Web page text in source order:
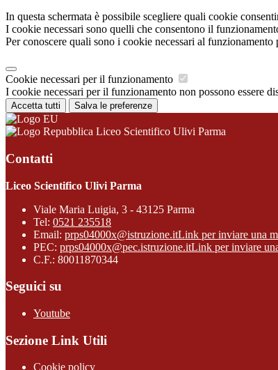
In questa schermata è possibile scegliere quali cookie
I cookie necessari sono quelli che consentono il
Per conoscere quali sono i cookie necessari al funzionamento
Cookie necessari per il funzionamento
I cookie necessari per il funzionamento non possono essere
Accetta tutti Salva le preferenze
Liceo Scientifico Ulivi Parma
Contatti
Liceo Scientifico Ulivi Parma
Viale Maria Luigia, 3 - 43125 Parma
Tel: 0521 235518
Email: prps04000x@istruzione.itLink per inviare una
PEC: prps04000x@pec.istruzione.itLink per inviare
C.F.: 80011870344
Seguici su
Youtube
Sezione Link Utili
Cookie policy